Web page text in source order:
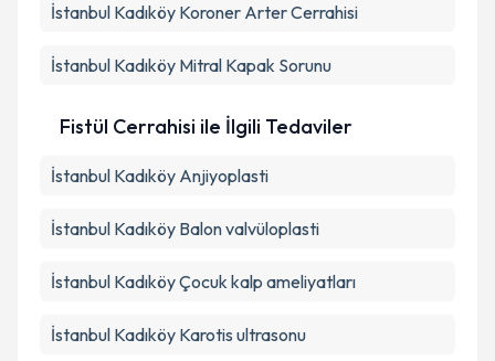
İstanbul Kadıköy Koroner Arter Cerrahisi
İstanbul Kadıköy Mitral Kapak Sorunu
Fistül Cerrahisi ile İlgili Tedaviler
İstanbul Kadıköy Anjiyoplasti
İstanbul Kadıköy Balon valvüloplasti
İstanbul Kadıköy Çocuk kalp ameliyatları
İstanbul Kadıköy Karotis ultrasonu